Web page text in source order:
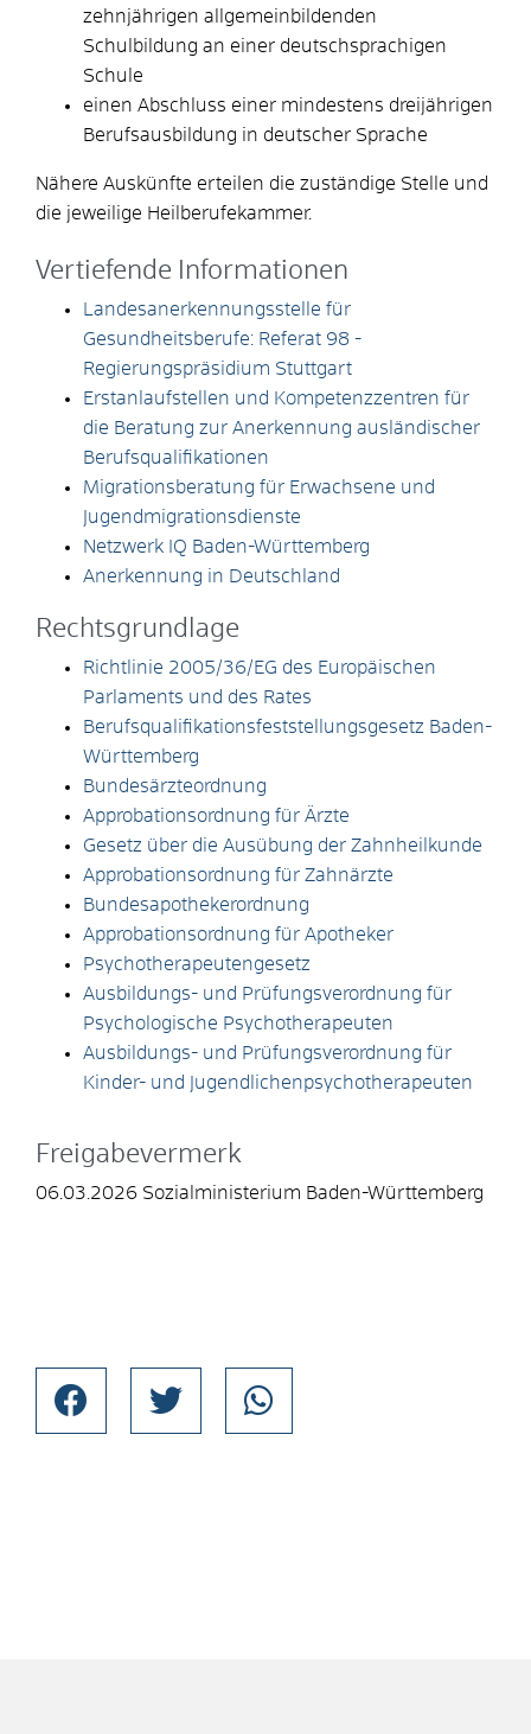
zehnjährigen allgemeinbildenden
Schulbildung an einer deutschsprachigen
Schule
einen Abschluss einer mindestens dreijährigen
Berufsausbildung in deutscher Sprache
Nähere Auskünfte erteilen die zuständige Stelle und
die jeweilige Heilberufekammer.
Vertiefende Informationen
Landesanerkennungsstelle für
Gesundheitsberufe: Referat 98 -
Regierungspräsidium Stuttgart
Erstanlaufstellen und Kompetenzzentren für
die Beratung zur Anerkennung ausländischer
Berufsqualifikationen
Migrationsberatung für Erwachsene und
Jugendmigrationsdienste
Netzwerk IQ Baden-Württemberg
Anerkennung in Deutschland
Rechtsgrundlage
Richtlinie 2005/36/EG des Europäischen
Parlaments und des Rates
Berufsqualifikationsfeststellungsgesetz Baden-
Württemberg
Bundesärzteordnung
Approbationsordnung für Ärzte
Gesetz über die Ausübung der Zahnheilkunde
Approbationsordnung für Zahnärzte
Bundesapothekerordnung
Approbationsordnung für Apotheker
Psychotherapeutengesetz
Ausbildungs- und Prüfungsverordnung für
Psychologische Psychotherapeuten
Ausbildungs- und Prüfungsverordnung für
Kinder- und Jugendlichenpsychotherapeuten
Freigabevermerk
06.03.2026 Sozialministerium Baden-Württemberg